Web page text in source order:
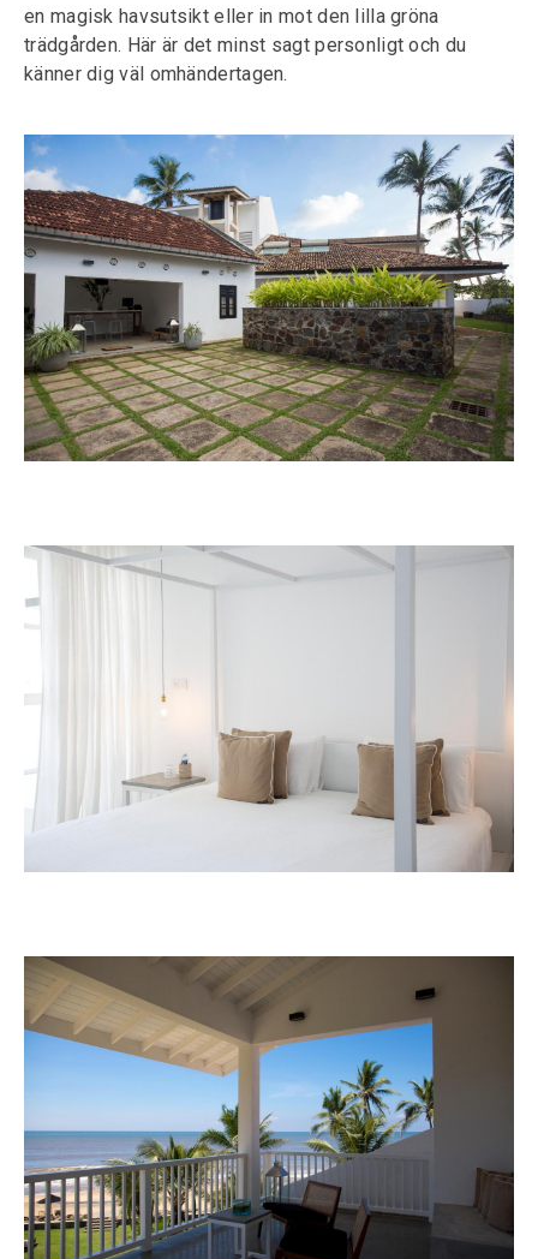
en magisk havsutsikt eller in mot den lilla gröna
trädgården. Här är det minst sagt personligt och du
känner dig väl omhändertagen.